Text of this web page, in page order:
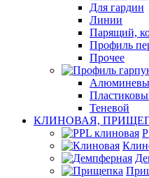
Для гардин
Линии
Парящий,
Профиль
Прочее
Теневой
КЛИНОВАЯ,